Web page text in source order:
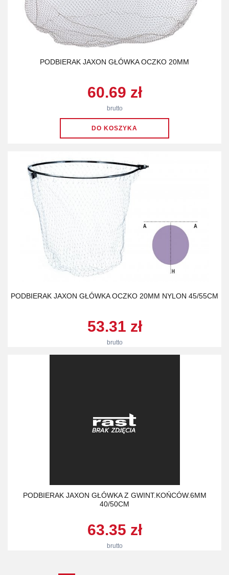
PODBIERAK JAXON GŁÓWKA OCZKO 20MM
60.69 zł
brutto
PODBIERAK JAXON GŁÓWKA OCZKO 20MM NYLON 45/55CM
53.31 zł
brutto
PODBIERAK JAXON GŁÓWKA Z GWINT.KOŃCÓW.6MM
40/50CM
63.35 zł
brutto